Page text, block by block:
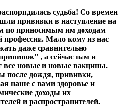
судьба! Со времен
прививки в наступление на
по приносимым им доходам
профессии. Мало кому из нас
даже сравнительно
, а сейчас нам и
новые и новые вакцины.
после дождя, прививки,
наше с вами здоровье и
доходы их
и распространителей.